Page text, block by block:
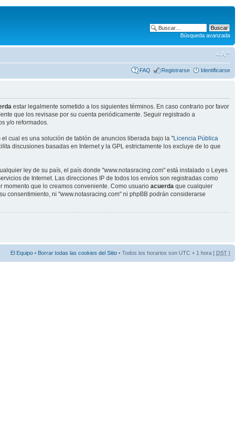
Búsqueda avanzada
FAQ Registrarse Identificarse
estar legalmente sometido a los siguientes términos. En caso contrario por favor
que los revisase por su cuenta periódicamente. Seguir registrado a
y/o reformados.
cual es una solución de tablón de anuncios liberada bajo la "Licencia Pública
discusiones basadas en Internet y la GPL estrictamente los excluye de lo que
ley de su país, el país donde "www.notasracing.com" está instalado o Leyes
de Internet. Las direcciones IP de todos los envíos son registradas como
momento que lo creamos conveniente. Como usuario acuerda que cualquier
consentimiento, ni "www.notasracing.com" ni phpBB podrán considerarse
El Equipo • Borrar todas las cookies del Sitio • Todos los horarios son UTC + 1 hora [ DST ]